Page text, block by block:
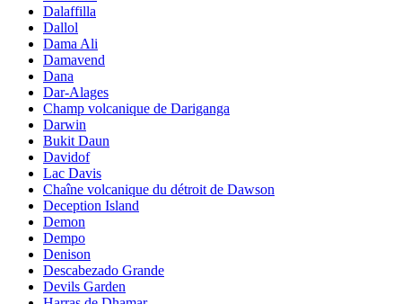
Dalaffilla
Dallol
Dama Ali
Damavend
Dana
Dar-Alages
Champ volcanique de Dariganga
Darwin
Bukit Daun
Davidof
Lac Davis
Chaîne volcanique du détroit de Dawson
Deception Island
Demon
Dempo
Denison
Descabezado Grande
Devils Garden